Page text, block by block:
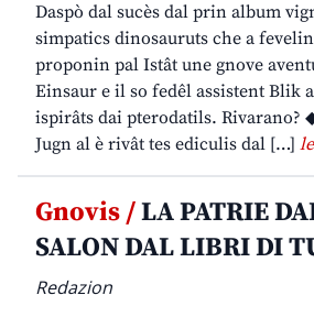
Daspò dal sucès dal prin album
simpatics dinosauruts che a
proponin pal Istât une gnove
Einsaur e il so fedêl assistent Blik
ispirâts dai pterodatils. Rivarano?
Jugn al è rivât tes ediculis dal […]
Gnovis /LA PATRIE
SALON DAL LIBRI DI
Redazion